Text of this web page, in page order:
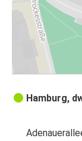
Hamburg,